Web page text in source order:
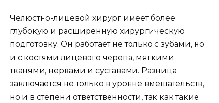
Челюстно-лицевой хирург имеет более
глубокую и расширенную хирургическую
подготовку. Он работает не только с зубами, но
и с костями лицевого черепа, мягкими
тканями, нервами и суставами. Разница
заключается не только в уровне вмешательств,
но и в степени ответственности, так как такие